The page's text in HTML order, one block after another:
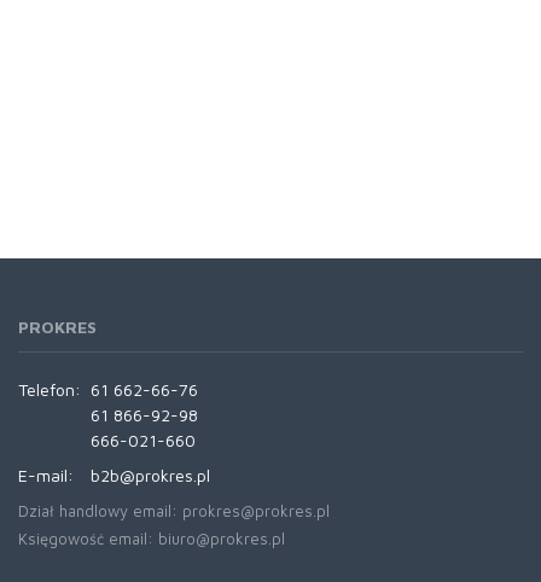
PROKRES
Telefon:
61 662-66-76
61 866-92-98
666-021-660
E-mail:
b2b@prokres.pl
Dział handlowy email: prokres@prokres.pl
Księgowość email: biuro@prokres.pl